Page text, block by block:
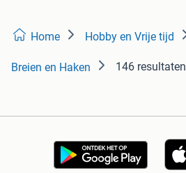
Home Hobby en Vrije tijd
Breien en Haken 146 resultaten